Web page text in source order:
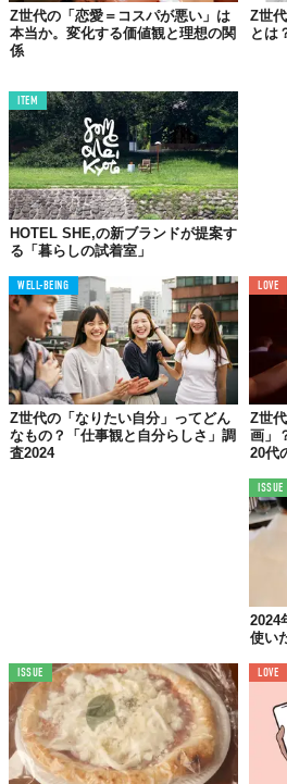
さらに興味深いのは、おやつから得ら
コミュニケーションが増える」（
1.9倍にのぼることだ。
そして、世代間コミュニケーションへ
以上が「職場で世代間交流のきっかけ
り、おやつがその潤滑油としての役割
がえる。
Z世代の「恋愛＝コスパが悪い」は
本当か。変化する価値観と理想の関
係
Z世
とは
ITEM
HOTEL SHE,の新ブランドが提案す
る「暮らしの試着室」
WELL-BEING
Z世代の「なりたい自分」ってどん
なもの？「仕事観と自分らしさ」調
査2024
LOVE
Z世
画」
20代
ISSUE
2024
使い
ISSUE LOVE